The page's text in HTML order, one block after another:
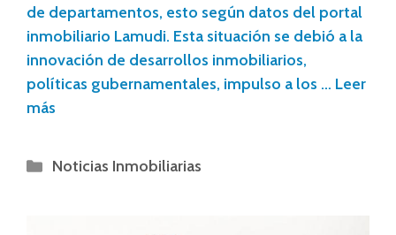
de departamentos, esto según datos del portal
inmobiliario Lamudi. Esta situación se debió a la
innovación de desarrollos inmobiliarios,
políticas gubernamentales, impulso a los … Leer
más
Noticias Inmobiliarias